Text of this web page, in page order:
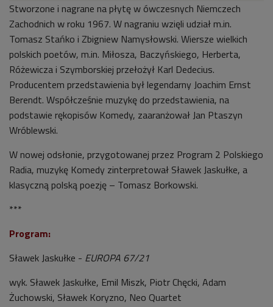
Stworzone i nagrane na płytę w ówczesnych Niemczech
Zachodnich w roku 1967. W nagraniu wzięli udział m.in.
Tomasz Stańko i Zbigniew Namysłowski. Wiersze wielkich
polskich poetów, m.in. Miłosza, Baczyńskiego, Herberta,
Różewicza i Szymborskiej przełożył Karl Dedecius.
Producentem przedstawienia był legendarny Joachim Ernst
Berendt. Współcześnie muzykę do przedstawienia, na
podstawie rękopisów Komedy, zaaranżował Jan Ptaszyn
Wróblewski.
W nowej odsłonie, przygotowanej przez Program 2 Polskiego
Radia, muzykę Komedy zinterpretował Sławek Jaskułke, a
klasyczną polską poezję – Tomasz Borkowski.
***
Program:
Sławek Jaskułke - EUROPA 67/21
wyk. Sławek Jaskułke, Emil Miszk, Piotr Chęcki, Adam
Żuchowski, Sławek Koryzno, Neo Quartet